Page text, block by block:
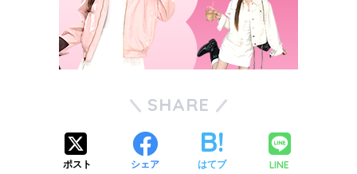
SHARE
ポスト シェア はてブ LINE